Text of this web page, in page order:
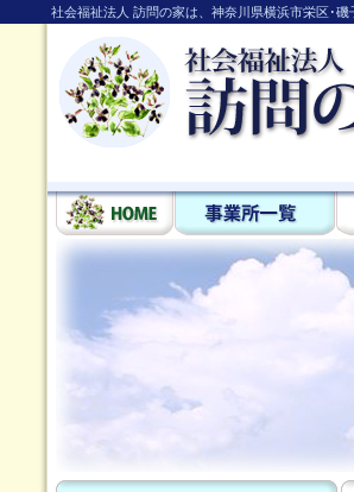
社会福祉法人 訪問の家は、神奈川県横浜市栄区･